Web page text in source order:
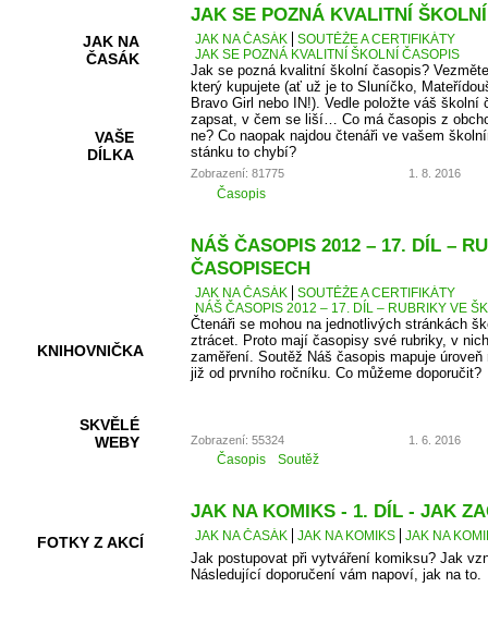
JAK NA
ČASÁK
VAŠE
DÍLKA
KNIHOVNIČKA
SKVĚLÉ
WEBY
FOTKY Z AKCÍ
JAK SE POZNÁ KVALITNÍ
JAK NA ČASÁK
SOUTĚŽE A CERTIFIKÁTY
JAK SE POZNÁ KVALITNÍ ŠKOLNÍ ČASOPIS
Jak se pozná kvalitní školní časopis?
který kupujete (ať už je to Sluníčko,
Bravo Girl nebo IN!). Vedle položte váš
zapsat, v čem se liší… Co má časopis z
ne? Co naopak najdou čtenáři ve vašem
stánku to chybí?
Zobrazení: 81775 1. 8. 2016
Časopis
NÁŠ ČASOPIS 2012 – 17. DÍL –
ČASOPISECH
JAK NA ČASÁK
SOUTĚŽE A CERTIFIKÁTY
NÁŠ ČASOPIS 2012 – 17. DÍL – RUBRIKY VE
Čtenáři se mohou na jednotlivých stránkách
ztrácet. Proto mají časopisy své rubriky, v
zaměření. Soutěž Náš časopis mapuje
již od prvního ročníku. Co můžeme doporučit?
Zobrazení: 55324 1. 6. 2016
Časopis Soutěž
JAK NA KOMIKS - 1. DÍL - JAK
JAK NA ČASÁK JAK NA KOMIKS JAK NA
Jak postupovat při vytváření komiksu? Jak
Následující doporučení vám napoví, jak na to.